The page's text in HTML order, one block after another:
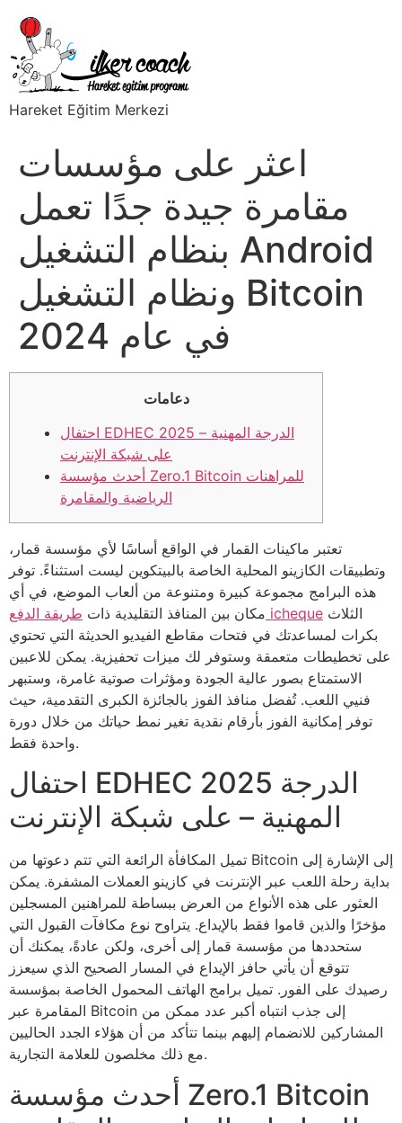
Hareket Eğitim Merkezi
اعثر على مؤسسات
مقامرة جيدة جدًا تعمل
بنظام التشغيل Android
ونظام التشغيل Bitcoin
في عام 2024
دعامات
احتفال EDHEC 2025 الدرجة المهنية –
على شبكة الإنترنت
أحدث مؤسسة Zero.1 Bitcoin للمراهنات
الرياضية والمقامرة
تعتبر ماكينات القمار في الواقع أساسًا لأي مؤسسة قمار،
وتطبيقات الكازينو المحلية الخاصة بالبيتكوين ليست استثناءً. توفر
هذه البرامج مجموعة كبيرة ومتنوعة من ألعاب الموضع، في أي
مكان بين المنافذ التقليدية ذات طريقة الدفع icheque
بكرات لمساعدتك في فتحات مقاطع الفيديو الحديثة التي تحتوي
على تخطيطات متعمقة وستوفر لك ميزات تحفيزية. يمكن للاعبين
الاستمتاع بصور عالية الجودة ومؤثرات صوتية غامرة، وستبهر
فنيي اللعب.تُفضل منافذ الفوز بالجائزة الكبرى التقدمية، حيث
توفر إمكانية الفوز بأرقام نقدية تغير نمط حياتك من خلال دورة
واحدة فقط.
احتفال EDHEC 2025 الدرجة
المهنية – على شبكة الإنترنت
تميل المكافأة الرائعة التي تتم دعوتها من Bitcoin إلى الإشارة إلى
بداية رحلة اللعب عبر الإنترنت في كازينو العملات المشفرة. يمكن
العثور على هذه الأنواع من العرض ببساطة للمراهنين المسجلين
مؤخرًا والذين قاموا فقط بالإيداع. يتراوح نوع مكافآت القبول التي
ستحددها من مؤسسة قمار إلى أخرى، ولكن عادةً، يمكنك أن
تتوقع أن يأتي حافز الإيداع في المسار الصحيح الذي سيعزز
رصيدك على الفور. تميل برامج الهاتف المحمول الخاصة بمؤسسة
المقامرة عبر Bitcoin إلى جذب انتباه أكبر عدد ممكن من
المشاركين للانضمام إليهم بينما تتأكد من أن هؤلاء الجدد الحاليين
مع ذلك مخلصون للعلامة التجارية.
أحدث مؤسسة Zero.1 Bitcoin